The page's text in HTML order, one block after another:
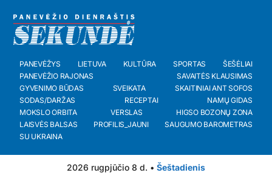
PANEVĖŽYS LIETUVA KULTŪRA SPORTAS
ŠEŠĖLIAI
PANEVĖŽIO RAJONAS
SAVAITĖS KLAUSIMAS
GYVENIMO BŪDAS
SVEIKATA
SKAITINIAI ANT SOFOS
SODAS/DARŽAS
RECEPTAI
NAMŲ GIDAS
MOKSLO ORBITA
VERSLAS
HIGSO BOZONŲ ZONA
LAISVĖS BALSAS
PROFILIS_JAUNI
SAUGUMO BAROMETRAS
SU UKRAINA
2026 rugpjūčio 8 d. • Šeštadienis